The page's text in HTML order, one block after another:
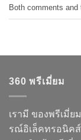
Both comments
360 พรีเมี่ยม
เรามี ของพรีเมี่ย
รณ์อิเล็คทรอนิคส์